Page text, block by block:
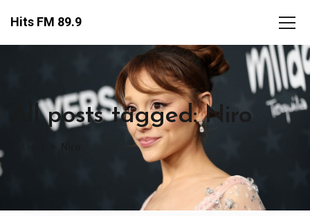
Hits FM 89.9
All posts tagged: Niro